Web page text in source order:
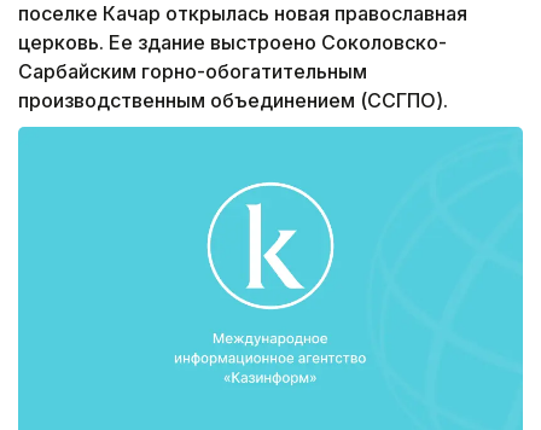
поселке Качар открылась новая православная
церковь. Ее здание выстроено Соколовско-
Сарбайским горно-обогатительным
производственным объединением (ССГПО).